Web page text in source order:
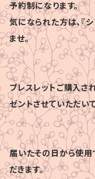
予約制になります。
気になられた方は、『
ませ。
ブレスレットご購入さ
ゼントさせていただい
届いたその日から使用
だきます。